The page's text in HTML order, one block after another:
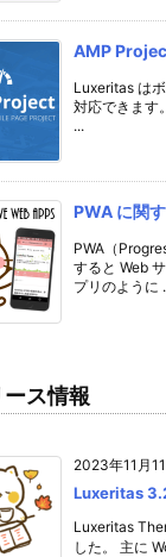
AMP
Luxeritas は
対応できます
...
PWA に関
PWA（
すると Web
プリのように
ース情報
2023年11月
Luxeritas
Luxeritas
した。 主に